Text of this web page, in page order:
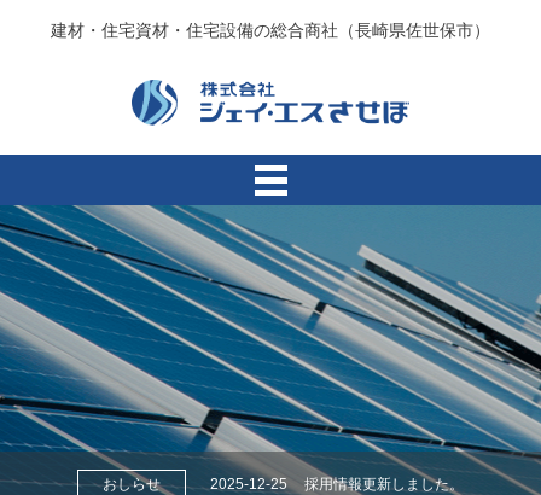
建材・住宅資材・住宅設備の総合商社（長崎県佐世保市）
おしらせ 2025-12-25 採用情報更新しました。